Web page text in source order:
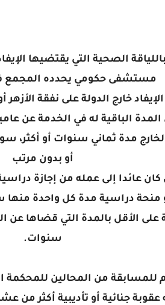
الصحية التي يقتضيها
مستشفى حكومي يحدده المجمع
خارج الدولة على نفقة الأزهر
المدة الباقية له في الخدمة عن
مدة ثماني سنوات أو أكثر،
أو بدون مرتب
عائدا إلى عمله من إجازة
- أو منحة دراسية مدة كل واحدة
على الأقل بالمدة التي قضاها
سنوات.
للمسابقة من المحالين للمحكمة
جنائية أو تأديبية أكثر من